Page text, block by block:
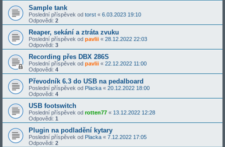
Sample tank
Poslední příspěvek od torst « 6.03.2023 19:10
Odpovědi: 2
Reaper, sekání a ztráta zvuku
Poslední příspěvek od pavlii « 28.12.2022 22:03
Odpovědi: 3
Recording přes DBX 286S
Poslední příspěvek od pavlii « 22.12.2022 11:00
Odpovědi: 4
Převodník 6.3 do USB na pedalboard
Poslední příspěvek od Placka « 20.12.2022 18:00
Odpovědi: 4
USB footswitch
Poslední příspěvek od rotten77 « 13.12.2022 12:28
Odpovědi: 1
Plugin na podladění kytary
Poslední příspěvek od Placka « 7.12.2022 17:05
Odpovědi: 2